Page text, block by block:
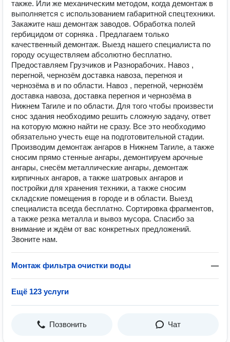
также. Или же механическим методом, когда демонтаж в
выполняется с использованием габаритной спецтехники.
Закажите наш демонтаж заводов. Обработка полей
гербицидом от сорняка . Предлагаем только
качественный демонтаж. Выезд нашего специалиста по
городу осуществляем абсолютно бесплатно.
Предоставляем Грузчиков и Разнорабочих. Навоз ,
перегной, чернозём доставка навоза, перегноя и
чернозёма в и по области. Навоз , перегной, чернозём
доставка навоза, доставка перегноя и чернозёма в
Нижнем Тагиле и по области. Для того чтобы произвести
снос здания необходимо решить сложную задачу, ответ
на которую можно найти не сразу. Все это необходимо
обязательно учесть еще на подготовительной стадии.
Производим демонтаж ангаров в Нижнем Тагиле, а также
сносим прямо стенные ангары, демонтируем арочные
ангары, снесём металлические ангары, демонтаж
кирпичных ангаров, а также шатровых ангаров и
постройки для хранения техники, а также сносим
складские помещения в городе и в области. Выезд
специалиста всегда бесплатно. Сортировка фрагментов,
а также резка металла и вывоз мусора. Спасибо за
внимание и ждём от вас конкретных предложений.
Звоните нам.
Монтаж фильтра очистки воды —
Ещё 123 услуги
Позвонить Чат